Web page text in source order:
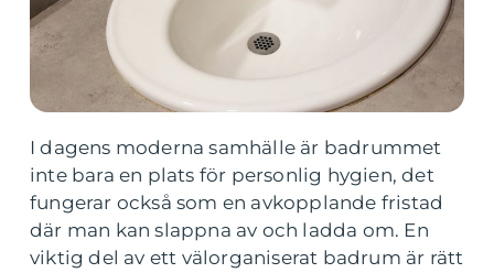
I dagens moderna samhälle är badrummet
inte bara en plats för personlig hygien, det
fungerar också som en avkopplande fristad
där man kan slappna av och ladda om. En
viktig del av ett välorganiserat badrum är rätt